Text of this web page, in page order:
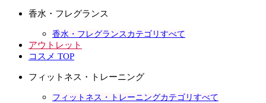
香水・フレグランス
香水・フレグランスカテゴリすべて
アウトレット
コスメ TOP
フィットネス・トレーニング
フィットネス・トレーニングカテゴリすべて